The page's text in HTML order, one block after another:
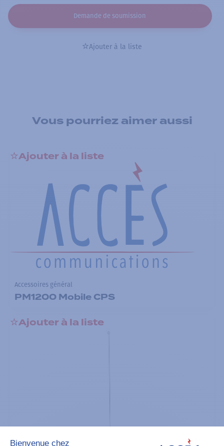
Demande de soumission
Ajouter à la liste
Vous pourriez aimer aussi
Ajouter à la liste
Accessoires général
PM1200 Mobile CPS
Ajouter à la liste